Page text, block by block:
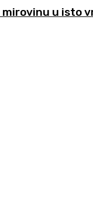
mirovinu u isto